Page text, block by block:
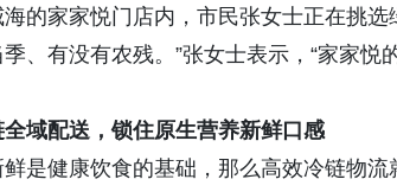
的家家悦门店内，市民张女士正在挑
、有没有农残。”张女士表示，“家家
域配送，锁住原生营养新鲜口感
是健康饮食的基础，那么高效冷链物